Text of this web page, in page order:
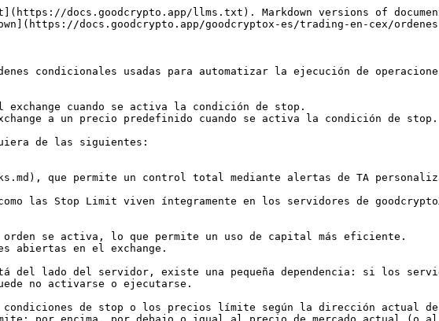
docs.goodcrypto.app/llms.txt). Markdown versions of
docs.goodcrypto.app/goodcryptox-es/trading-en-cex/
condicionales usadas para automatizar la ejecución de
exchange cuando se activa la condición de stop.
a un precio predefinido cuando se activa la condición de stop.
de las siguientes:
que permite un control total mediante alertas de TA
las Stop Limit viven íntegramente en los servidores de
orden se activa, lo que permite un uso de capital más eficiente.
abiertas en el exchange.
del lado del servidor, existe una pequeña dependencia: si los
no activarse o ejecutarse.
condiciones de stop o los precios límite según la dirección actual